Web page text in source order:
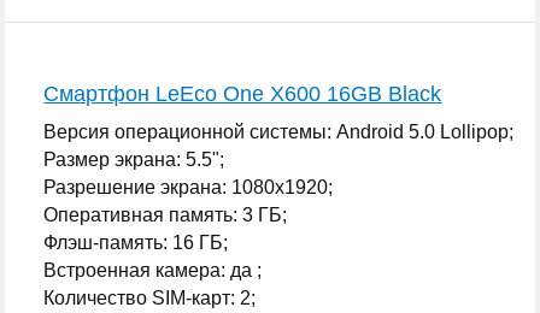
Смартфон LeEco One X600 16GB Black
Версия операционной системы: Android 5.0 Lollipop;
Размер экрана: 5.5";
Разрешение экрана: 1080x1920;
Оперативная память: 3 ГБ;
Флэш-память: 16 ГБ;
Встроенная камера: да ;
Количество SIM-карт: 2;